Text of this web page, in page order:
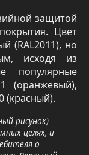
защитой
Цвет
(RAL2011), но
исходя из
популярные
(оранжевый),
(красный).
рисунок)
целях, и
о